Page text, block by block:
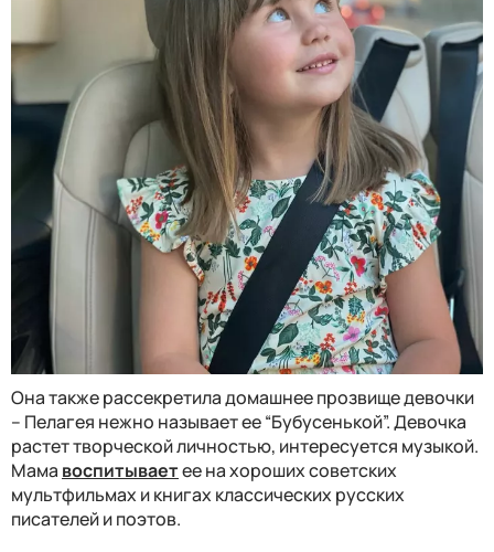
Она также рассекретила домашнее прозвище девочки
– Пелагея нежно называет ее “Бубусенькой”. Девочка
растет творческой личностью, интересуется музыкой.
Мама воспитываетее на хороших советских
мультфильмах и книгах классических русских
писателей и поэтов.